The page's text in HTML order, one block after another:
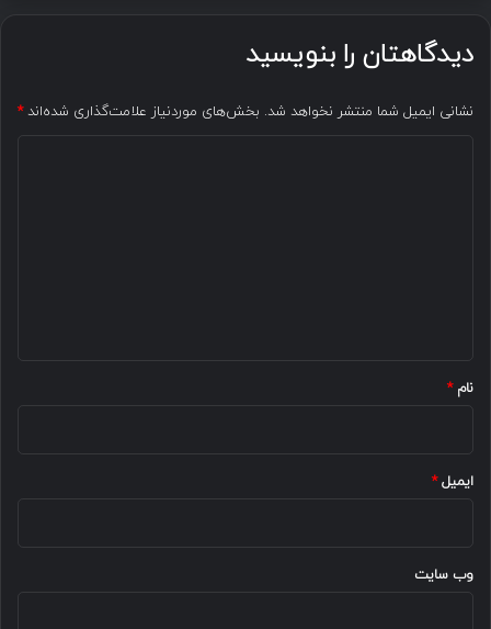
دیدگاهتان را بنویسید
نشانی ایمیل شما منتشر نخواهد شد. بخش‌های موردنیاز علامت‌گذاری شده‌اند*
نام*
ایمیل*
وب‌ سایت